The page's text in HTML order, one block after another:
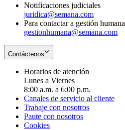
Notificaciones judiciales
juridica@semana.com
Para contactar a gestión humana
gestionhumana@semana.com
Contáctenos
Horarios de atención
Lunes a Viernes
8:00 a.m. a 6:00 p.m.
Canales de servicio al cliente
Trabaje con nosotros
Paute con nosotros
Cookies